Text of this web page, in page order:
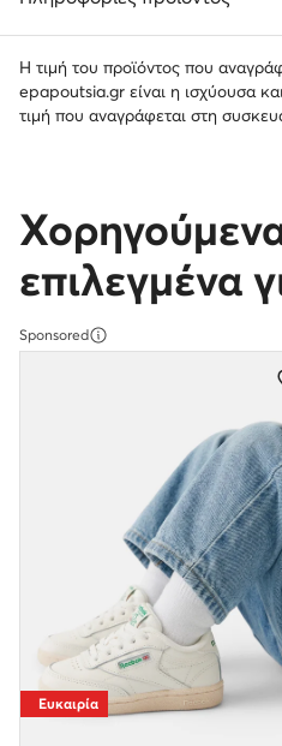
Η τιμή του προϊόντος που
epapoutsia.gr είναι η ισχύουσα
τιμή που αναγράφεται στη
επιλεγμένα
Sponsored
Ευκαιρία